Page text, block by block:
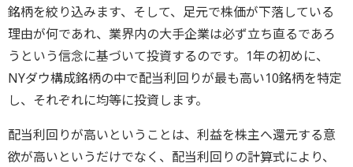
銘柄を絞り込みます、そして、足元で株価が下落している
理由が何であれ、業界内の大手企業は必ず立ち直るであろ
うという信念に基づいて投資するのです。1年の初めに、
NYダウ構成銘柄の中で配当利回りが最も高い10銘柄を特定
し、それぞれに均等に投資します。
配当利回りが高いということは、利益を株主へ還元する意
欲が高いというだけでなく、配当利回りの計算式により、